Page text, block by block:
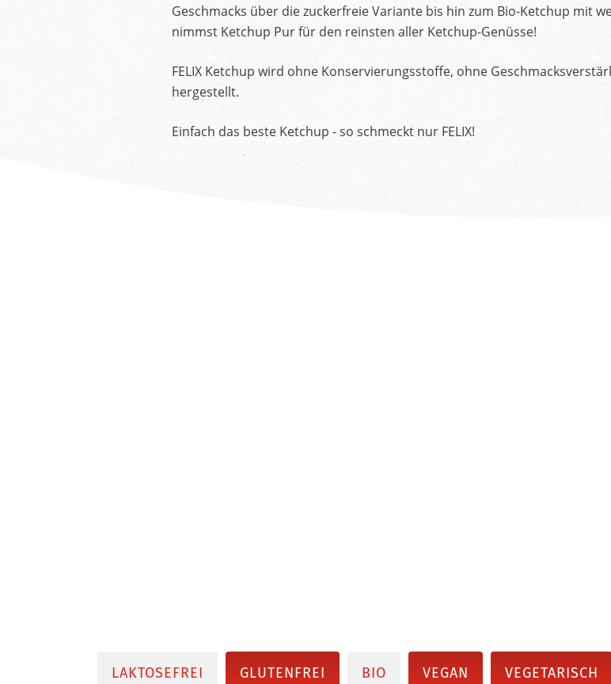
Geschmacks über die zuckerfreie Variante bis hin zum Bio-Ketchup mit
nimmst Ketchup Pur für den reinsten aller Ketchup-Genüsse!
FELIX Ketchup wird ohne Konservierungsstoffe, ohne
hergestellt.
Einfach das beste Ketchup - so schmeckt nur FELIX!
LAKTOSEFREI GLUTENFREI BIO VEGAN VEGETARISCH